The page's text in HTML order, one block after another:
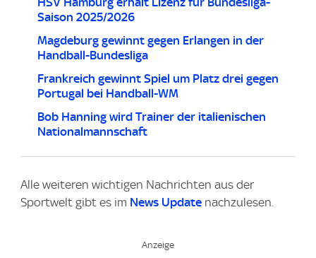
Saison 2025/2026
Magdeburg gewinnt gegen Erlangen in der
Handball-Bundesliga
Frankreich gewinnt Spiel um Platz drei gegen
Portugal bei Handball-WM
Bob Hanning wird Trainer der italienischen
Nationalmannschaft
Alle weiteren wichtigen Nachrichten aus der
Sportwelt gibt es im News Update nachzulesen.